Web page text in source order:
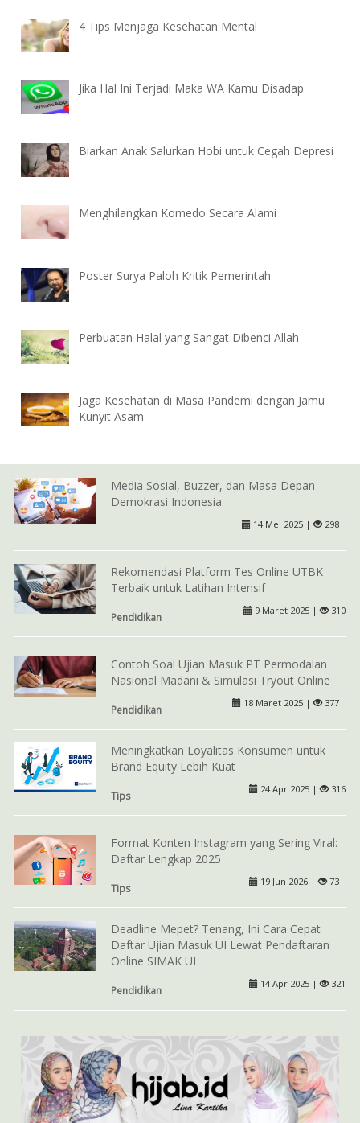
4 Tips Menjaga Kesehatan Mental
Jika Hal Ini Terjadi Maka WA Kamu Disadap
Biarkan Anak Salurkan Hobi untuk Cegah Depresi
Menghilangkan Komedo Secara Alami
Poster Surya Paloh Kritik Pemerintah
Perbuatan Halal yang Sangat Dibenci Allah
Jaga Kesehatan di Masa Pandemi dengan Jamu
Kunyit Asam
Media Sosial, Buzzer, dan Masa Depan
Demokrasi Indonesia
14 Mei 2025 | 298
Rekomendasi Platform Tes Online UTBK
Terbaik untuk Latihan Intensif
Pendidikan
9 Maret 2025 | 310
Contoh Soal Ujian Masuk PT Permodalan
Nasional Madani & Simulasi Tryout Online
Pendidikan
18 Maret 2025 | 377
Meningkatkan Loyalitas Konsumen untuk
Brand Equity Lebih Kuat
Tips
24 Apr 2025 | 316
Format Konten Instagram yang Sering Viral:
Daftar Lengkap 2025
Tips
19 Jun 2026 | 73
Deadline Mepet? Tenang, Ini Cara Cepat
Daftar Ujian Masuk UI Lewat Pendaftaran
Online SIMAK UI
Pendidikan
14 Apr 2025 | 321